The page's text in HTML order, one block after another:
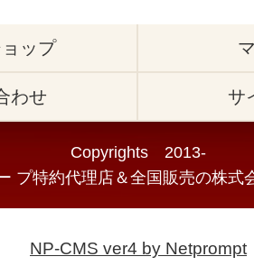
ップ
わせ サ
Copyrights 2013-
プ特約代理店＆全国販売の株式
NP-CMS ver4 by Netprompt